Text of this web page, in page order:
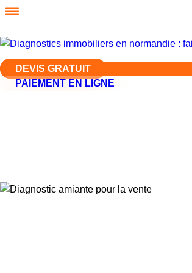
DEVIS GRATUIT
PAIEMENT EN LIGNE